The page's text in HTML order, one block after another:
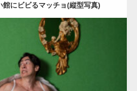
館にビビるマッチョ(縦型写真)
Update:2023.02.11
マッチョ その他 SOSUKE